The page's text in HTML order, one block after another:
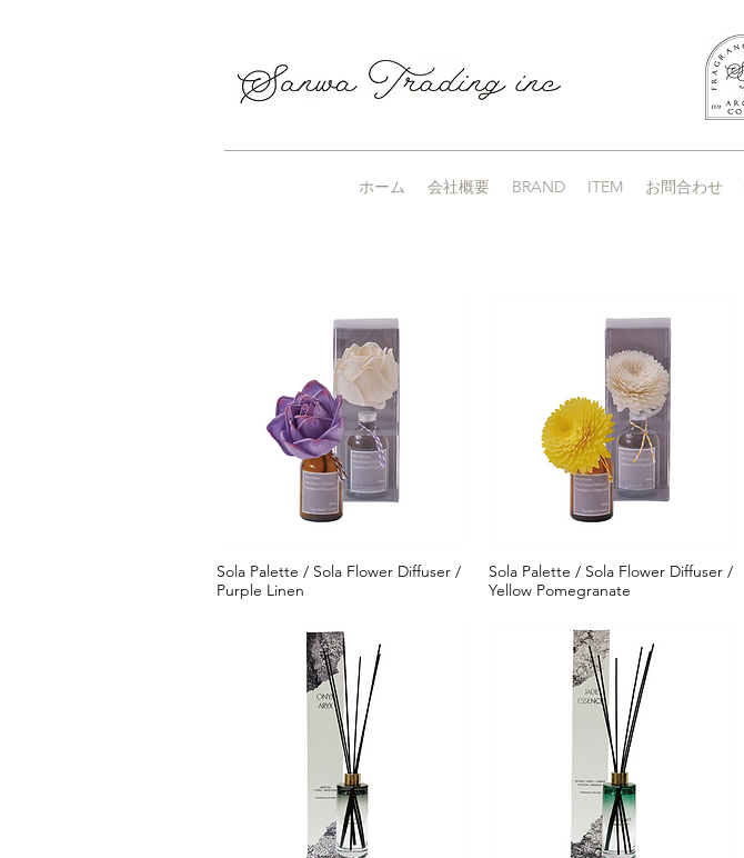
ホーム 会社概要 BRAND ITEM お問合わせ
クイックビュー
Sola Palette / Sola Flower Diffuser /
Purple Linen
クイックビュー
Sola Palette / Sola Flower Diffuser /
Yellow Pomegranate